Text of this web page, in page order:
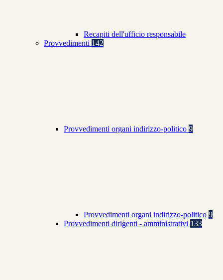
Recapiti dell'ufficio responsabile
Provvedimenti 142
Provvedimenti organi indirizzo-politico 9
Provvedimenti organi indirizzo-politico 9
Provvedimenti dirigenti - amministrativi 133